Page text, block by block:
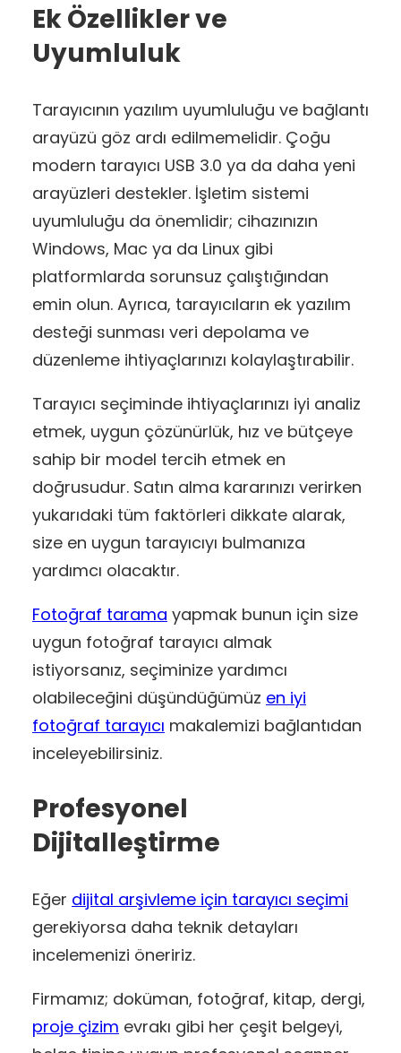
Ek Özellikler ve
Uyumluluk
Tarayıcının yazılım uyumluluğu ve bağlantı
arayüzü göz ardı edilmemelidir. Çoğu
modern tarayıcı USB 3.0 ya da daha yeni
arayüzleri destekler. İşletim sistemi
uyumluluğu da önemlidir; cihazınızın
Windows, Mac ya da Linux gibi
platformlarda sorunsuz çalıştığından
emin olun. Ayrıca, tarayıcıların ek yazılım
desteği sunması veri depolama ve
düzenleme ihtiyaçlarınızı kolaylaştırabilir.
Tarayıcı seçiminde ihtiyaçlarınızı iyi analiz
etmek, uygun çözünürlük, hız ve bütçeye
sahip bir model tercih etmek en
doğrusudur. Satın alma kararınızı verirken
yukarıdaki tüm faktörleri dikkate alarak,
size en uygun tarayıcıyı bulmanıza
yardımcı olacaktır.
Fotoğraf tarama yapmak bunun için size
uygun fotoğraf tarayıcı almak
istiyorsanız, seçiminize yardımcı
olabileceğini düşündüğümüz en iyi
fotoğraf tarayıcı makalemizi bağlantıdan
inceleyebilirsiniz.
Profesyonel
Dijitalleştirme
Eğer dijital arşivleme için tarayıcı seçimi
gerekiyorsa daha teknik detayları
incelemenizi öneririz.
Firmamız; doküman, fotoğraf, kitap, dergi,
proje çizim evrakı gibi her çeşit belgeyi,